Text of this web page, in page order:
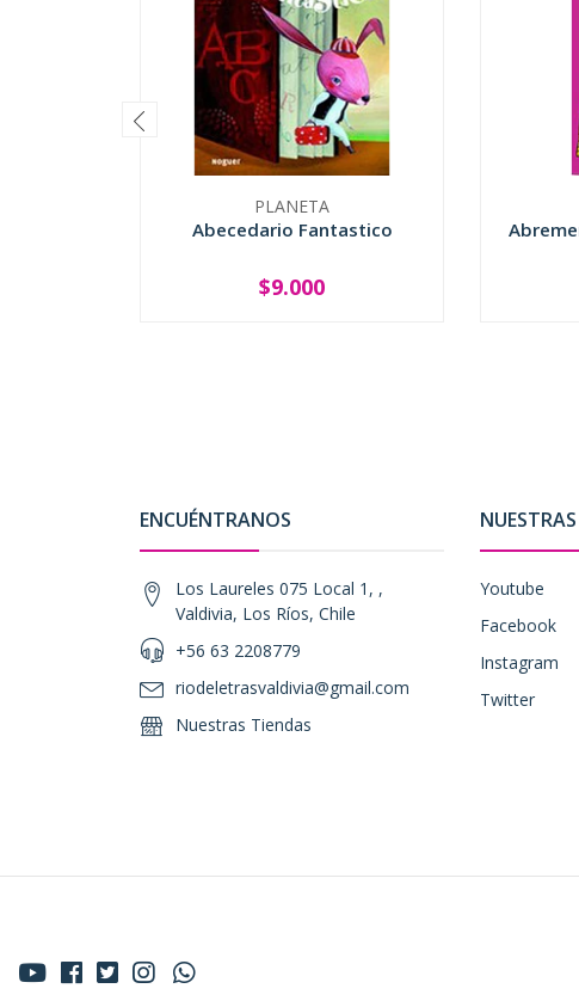
PLANETA
Abecedario Fantastico
+
$9.000
ENCUÉNTRANOS
Los Laureles 075 Local 1, ,
Valdivia, Los Ríos, Chile
+56 63 2208779
riodeletrasvaldivia@gmail.com
Nuestras Tiendas
NUESTRAS
Youtube
Facebook
Instagram
Twitter